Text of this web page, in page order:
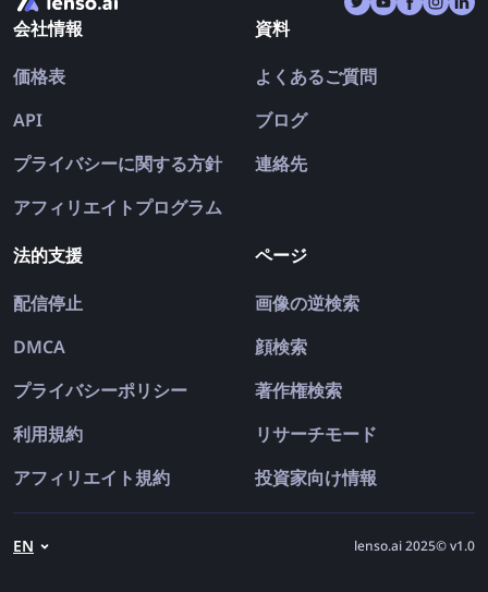
会社情報
価格表
API
プライバシーに関する方針
アフィリエイトプログラム
資料
よくあるご質問
ブログ
連絡先
法的支援
配信停止
DMCA
プライバシーポリシー
利用規約
アフィリエイト規約
ページ
画像の逆検索
顔検索
著作権検索
リサーチモード
投資家向け情報
EN lenso.ai 2025© v1.0